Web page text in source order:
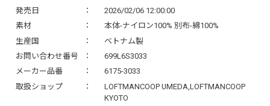
発売日
2026/02/06 12:00:00
素材
本体-ナイロン100% 別布-綿100%
生産国
ベトナム製
お問い合わせ番号
699L6S3033
メーカー品番
6175-3033
取扱ショップ
LOFTMANCOOP UMEDA,LOFTMANCOOP
KYOTO